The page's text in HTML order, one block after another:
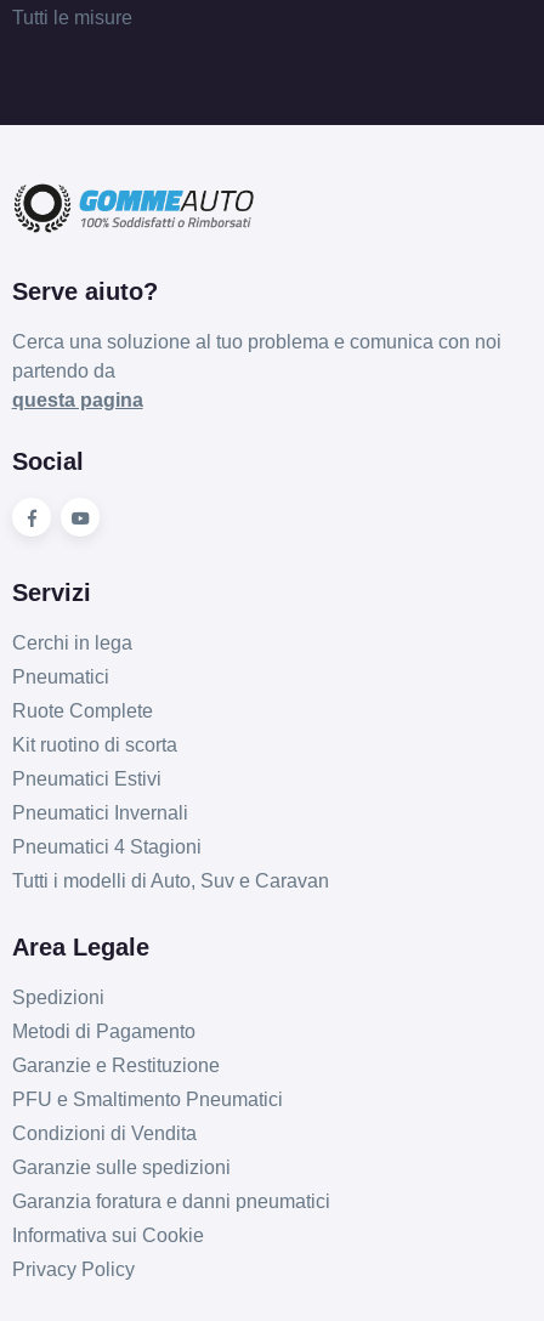
Tutti le misure
Serve aiuto?
Cerca una soluzione al tuo problema e comunica con noi
partendo da
questa pagina
Social
Servizi
Cerchi in lega
Pneumatici
Ruote Complete
Kit ruotino di scorta
Pneumatici Estivi
Pneumatici Invernali
Pneumatici 4 Stagioni
Tutti i modelli di Auto, Suv e Caravan
Area Legale
Spedizioni
Metodi di Pagamento
Garanzie e Restituzione
PFU e Smaltimento Pneumatici
Condizioni di Vendita
Garanzie sulle spedizioni
Garanzia foratura e danni pneumatici
Informativa sui Cookie
Privacy Policy